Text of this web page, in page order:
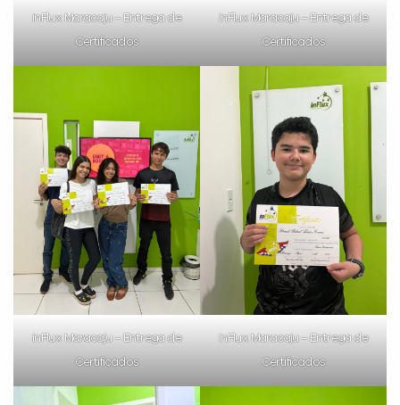
inFlux Maracaju – Entrega de
Certificados
inFlux Maracaju – Entrega de
Certificados
inFlux Maracaju – Entrega de
Certificados
inFlux Maracaju – Entrega de
Certificados